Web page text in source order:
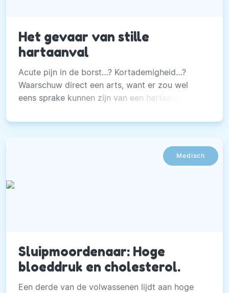
Het gevaar van stille
hartaanval
Acute pijn in de borst…? Kortademigheid…?
Waarschuw direct een arts, want er zou wel
eens sprake kunnen zijn van een hartaanval. Wie
voorkomen.
Medisch
Sluipmoordenaar: Hoge
bloeddruk en cholesterol.
Een derde van de volwassenen lijdt aan hoge